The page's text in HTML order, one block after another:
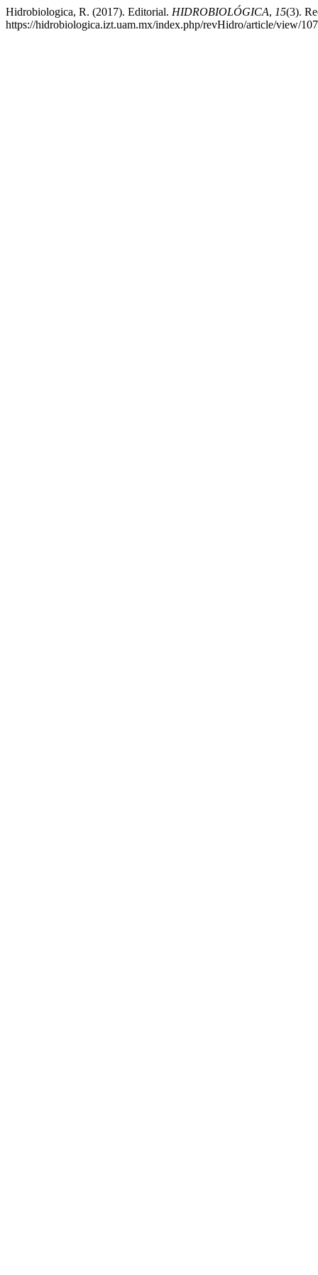
Hidrobiologica, R. (2017). Editorial. HIDROBIOLÓGICA, 15(3).
https://hidrobiologica.izt.uam.mx/index.php/revHidro/article/view/